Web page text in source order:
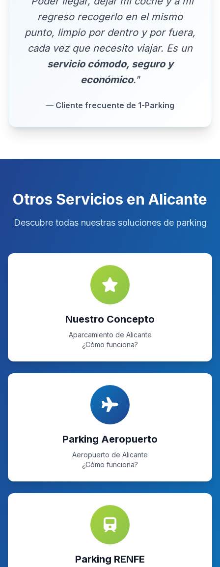
regreso recogerlo en el mismo
punto, limpio por dentro y por fuera,
cada vez que necesito viajar. Es un
servicio cómodo, seguro y
económico."
— Cliente frecuente de 1-Parking
Otros Servicios en Alicante
Descubre todas nuestras soluciones de parking
Nuestro Concepto
Aparcamiento de Alicante
¿Cómo funciona?
Parking Aeropuerto
Aeropuerto de Alicante
¿Cómo funciona?
Parking RENFE